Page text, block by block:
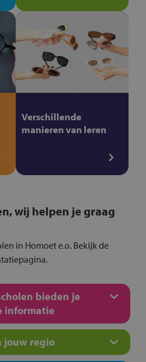
Verschillende
manieren van leren
wij helpen je graag
in Homoet e.o. Bekijk de
bieden je
informatie
jouw regio